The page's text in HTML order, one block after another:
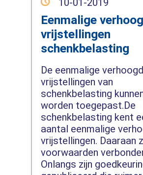
Eenmalige
vrijstellingen
schenkbelasting
De eenmalige
vrijstellingen van
schenkbelasting
worden toegepast.De
schenkbelasting kent
aantal eenmalige
vrijstellingen. Daaraan
voorwaarden
Onlangs zijn